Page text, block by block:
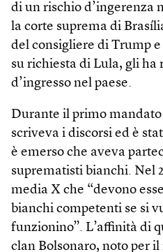
di un rischio d’ingerenza
la corte suprema di
del consigliere di Trump
su richiesta di Lula, gli ha
d’ingresso nel paese.
Durante il primo
scriveva i discorsi ed è
è emerso che aveva
suprematisti bianchi. Nel
media X che “devono
bianchi competenti se si
funzionino”. L’affinità di
clan Bolsonaro, noto per